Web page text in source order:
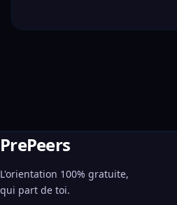
PrePeers
L'orientation 100% gratuite,
qui part de toi.